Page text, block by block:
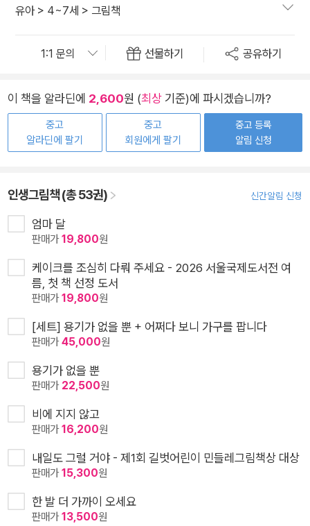
유아> 4~7세 > 그림책
선물하기 공유하기
이 책을 알라딘에 2,600원 (최상 기준)에 파시겠습니까?
중고
알라딘에 팔기
중고
회원에게 팔기
중고 등록
알림 신청
인생그림책 (총 53권) 신간알림 신청
엄마 달
판매가19,800원
케이크를 조심히 다뤄 주세요 - 2026 서울국제도서전 여
름, 첫 책 선정 도서
판매가19,800원
[세트] 용기가 없을 뿐 + 어쩌다 보니 가구를 팝니다
판매가45,000원
용기가 없을 뿐
판매가 22,500원
비에 지지 않고
판매가16,200원
내일도 그럴 거야 - 제1회 길벗어린이 민들레그림책상 대상
판매가15,300원
한 발 더 가까이 오세요
판매가13,500원